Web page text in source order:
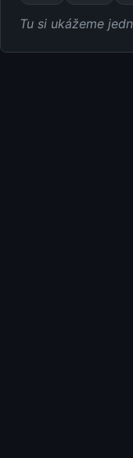
Tu si ukážeme